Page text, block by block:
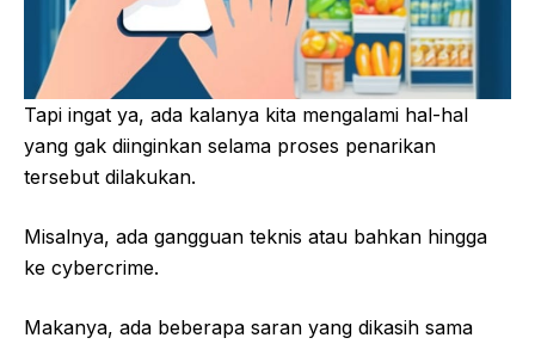
Tapi ingat ya, ada kalanya kita mengalami hal-hal
yang gak diinginkan selama proses penarikan
tersebut dilakukan.
Misalnya, ada gangguan teknis atau bahkan hingga
ke cybercrime.
Makanya, ada beberapa saran yang dikasih sama